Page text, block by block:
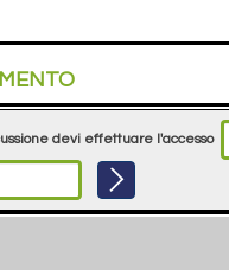
devi effettuare l'accesso